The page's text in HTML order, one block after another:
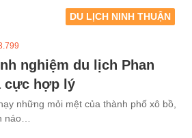
DU LỊCH NINH THUẬN
nghiệm du lịch Phan
cực hợp lý
những mỏi mệt của thành phố xô bồ,
náo…